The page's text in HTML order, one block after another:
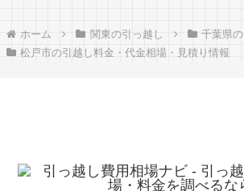
ホーム 関東の引っ越し
千葉県
松戸市の引越し料金・代金相場・見積り情報